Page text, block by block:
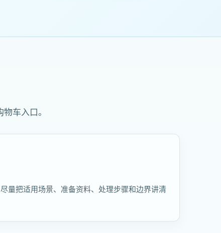
车入口。
量把适用场景、准备资料、处理步骤和边界讲清